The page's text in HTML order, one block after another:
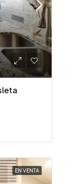
EN VENTA